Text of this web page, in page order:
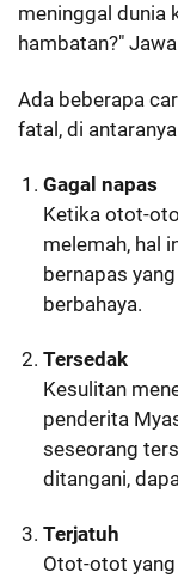
meninggal dunia
hambatan?"
Ada beberapa
fatal, di
Gagal napas
Ketika otot-
melemah, hal
bernapas
berbahaya.
Tersedak
Kesulitan
penderita
seseorang
ditangani,
Terjatuh
Otot-otot